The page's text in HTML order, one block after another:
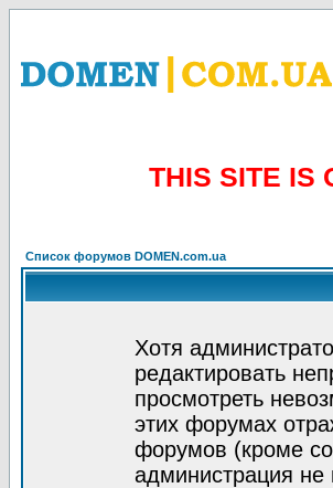
THIS SITE IS
Список форумов DOMEN.com.ua
Хотя
редактировать
просмотреть
этих форумах
форумов (кроме
администрация не